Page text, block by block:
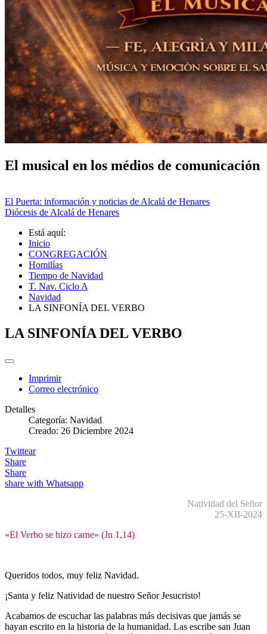
El musical en los médios de comunicación
El Puerta: información y noticias de Alcalá de Henares
Diócesis de Alcalá de Henares
Está aquí:
Inicio
CONGREGACIÓN
Homilías
Tiempo de Navidad
T. Nav. Ciclo A
Navidad
LA SINFONÍA DEL VERBO
LA SINFONÍA DEL VERBO
Imprimir
Correo electrónico
Detalles
Categoría: Navidad
Creado: 26 Diciembre 2024
Twittear
Share
Share
share with Whatsapp
Natividad del Señor
25-XII-2024
«El Verbo se hizo carne» (Jn 1,14)
Queridos todos, muy feliz Navidad.
¡Santa y feliz Natividad de nuestro Señor Jesucristo!
Acabamos de escuchar las palabras más decisivas que jamás se
hayan escrito en la historia de la humanidad. Las escribe san Juan